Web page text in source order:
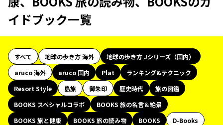
イドブック一覧
すべて 地球の歩き方 海外
地球の歩き方 Jシリーズ（国内）
aruco 海外
aruco 国内 Plat
ランキング&テクニック
Resort Style
島旅 御朱印 歴史時代
旅の図鑑
BOOKS スペシャルコラボ
BOOKS 旅の名言＆絶景
BOOKS 旅と健康
BOOKS 旅の読み物 BOOKS
D-Books